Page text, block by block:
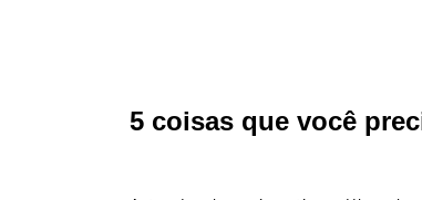
5 coisas que você